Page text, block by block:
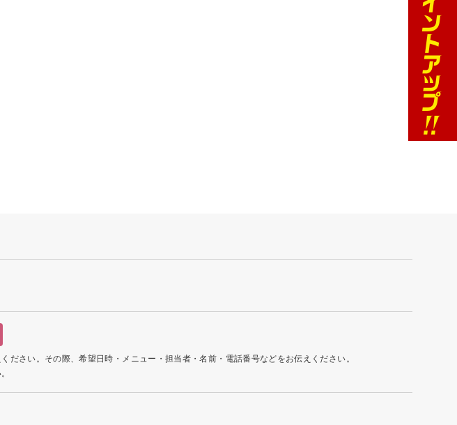
ださい。その際、希望日時・メニュー・担当者・名前・電話番号などをお伝えください。